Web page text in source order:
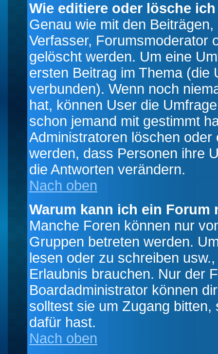
Wie editiere oder lösche
Genau wie mit den
Verfasser, Forumsmoderator
gelöscht werden. Um eine
ersten Beitrag im Thema (die
verbunden). Wenn noch
hat, können User die
schon jemand mit gestimmt
Administratoren löschen
werden, dass Personen ihre
die Antworten verändern.
Nach oben
Warum kann ich ein Forum
Manche Foren können nur
Gruppen betreten werden.
lesen oder zu schreiben
Erlaubnis brauchen. Nur der
Boardadministrator können
solltest sie um Zugang
dafür hast.
Nach oben